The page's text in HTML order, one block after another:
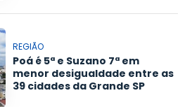
REGIÃO
Poá é 5ª e Suzano 7ª em
menor desigualdade entre as
39 cidades da Grande SP